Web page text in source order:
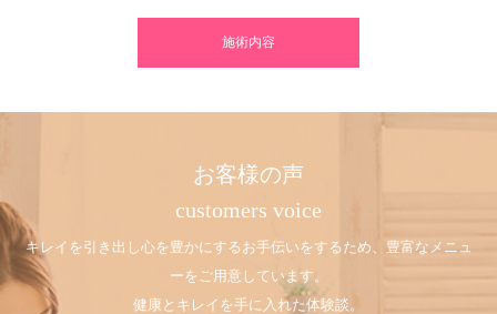
施術内容
お客様の声
customers voice
キレイを引き出し心を豊かにするお手伝いをするため、豊富なメニュ
ーをご用意しています。
健康とキレイを手に入れた体験談。